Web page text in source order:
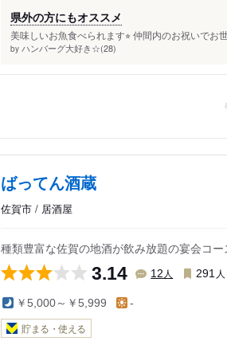
県外の方にもオススメ
美味しいお魚食べられます⭐︎ 仲間内のお祝いで
by ハンバーグ大好き☆(28)
ばってん酒蔵
佐賀市 / 居酒屋
種類豊富な佐賀の地酒が飲み放題の宴会コ
3.14 12 人 291 人
￥5,000～￥5,999 -
貯まる・使える